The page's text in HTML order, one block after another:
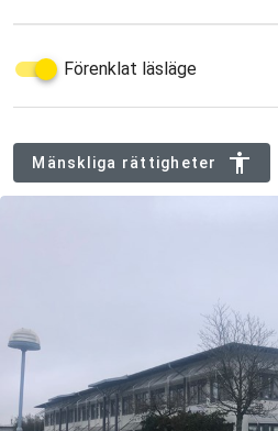
Förenklat läsläge
Mänskliga rättigheter